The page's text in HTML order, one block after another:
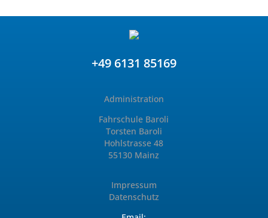
+49 6131 85169
Administration
Fahrschule Baroli
Torsten Baroli
Hohlstrasse 48
55130 Mainz
Impressum
Datenschutz